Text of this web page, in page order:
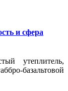
и сфера
утеплитель,
базальтовой